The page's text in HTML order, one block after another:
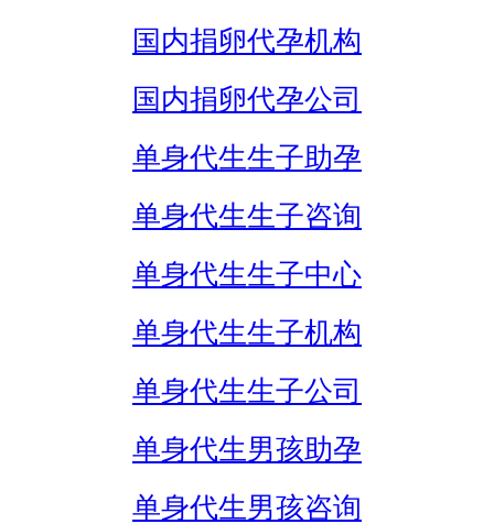
国内捐卵代孕机构
国内捐卵代孕公司
单身代生生子助孕
单身代生生子咨询
单身代生生子中心
单身代生生子机构
单身代生生子公司
单身代生男孩助孕
单身代生男孩咨询